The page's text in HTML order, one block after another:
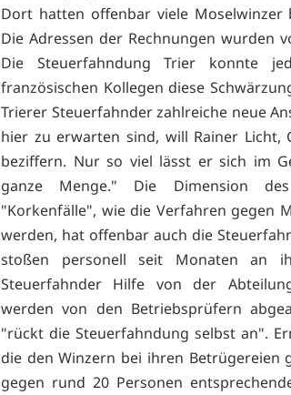
Dort hatten offenbar viele Moselwinzer
Die Adressen der Rechnungen wurden
Die Steuerfahndung Trier konnte
französischen Kollegen diese
Trierer Steuerfahnder zahlreiche neue
hier zu erwarten sind, will Rainer Licht,
beziffern. Nur so viel lässt er sich im
ganze Menge." Die Dimension des
"Korkenfälle", wie die Verfahren gegen
werden, hat offenbar auch die
stoßen personell seit Monaten an
Steuerfahnder Hilfe von der
werden von den Betriebsprüfern
"rückt die Steuerfahndung selbst an".
die den Winzern bei ihren Betrügereien
gegen rund 20 Personen